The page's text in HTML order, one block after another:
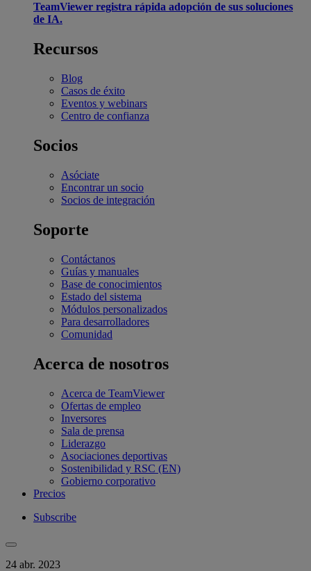
TeamViewer registra rápida adopción de sus soluciones
de IA.
Recursos
Blog
Casos de éxito
Eventos y webinars
Centro de confianza
Socios
Asóciate
Encontrar un socio
Socios de integración
Soporte
Contáctanos
Guías y manuales
Base de conocimientos
Estado del sistema
Módulos personalizados
Para desarrolladores
Comunidad
Acerca de nosotros
Acerca de TeamViewer
Ofertas de empleo
Inversores
Sala de prensa
Liderazgo
Asociaciones deportivas
Sostenibilidad y RSC (EN)
Gobierno corporativo
Precios
Subscribe
24 abr. 2023